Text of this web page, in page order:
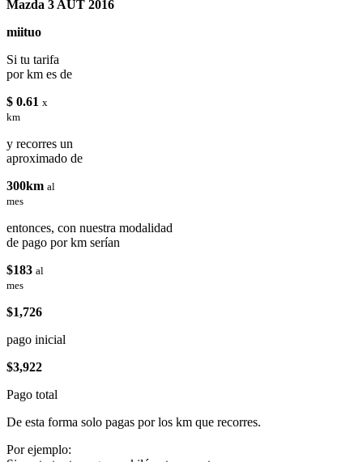
Mazda 3 AUT 2016
miituo
Si tu tarifa
por km es de
$ 0.61 x
km
y recorres un
aproximado de
300km al
mes
entonces, con nuestra modalidad
de pago por km serían
$183 al
mes
$1,726
pago inicial
$3,922
Pago total
De esta forma solo pagas por los km que recorres.
Por ejemplo: